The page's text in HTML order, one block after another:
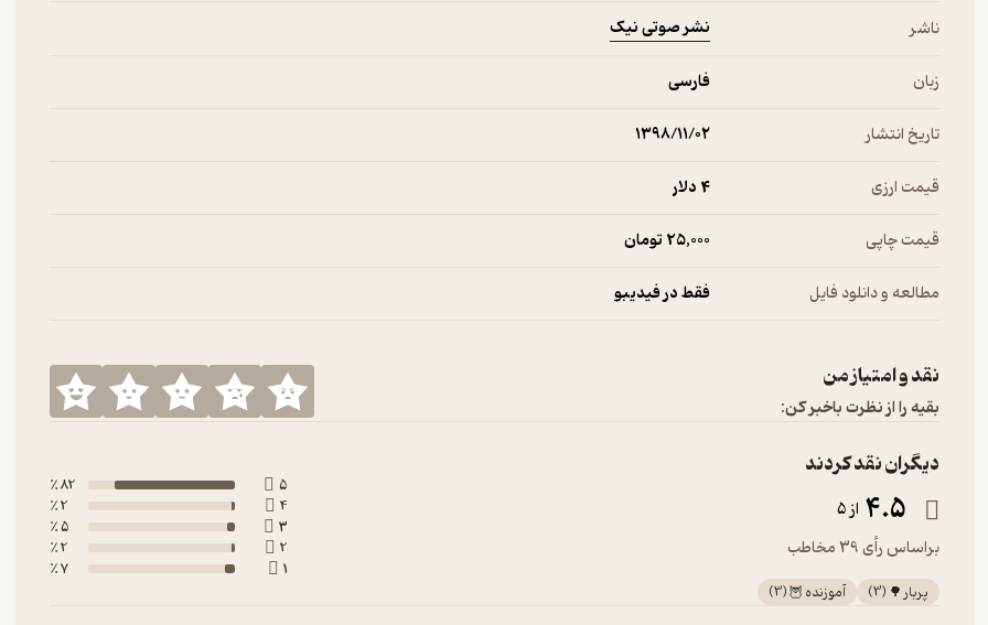
ناشر نشر صوتی نیک
زبان فارسی
تاریخ انتشار ۱۳۹۸/۱۱/۰۲
قیمت ارزی 4 دلار
قیمت چاپی 25,000 تومان
مطالعه و دانلود فایل فقط در فیدیبو
نقد و امتیاز من
بقیه را از نظرت باخبر کن:
دیگران نقد کردند
4.5 از 5
براساس رأی 39 مخاطب
پربار 🌳 (
3
) آموزنده 🦉(
3
)
5
82 ٪
4
2 ٪
3
5 ٪
2
2 ٪
1
7 ٪